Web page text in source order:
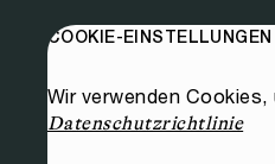
COOKIE-EINSTELLUNGEN
Wir verwenden
Datenschutzrichtlinie